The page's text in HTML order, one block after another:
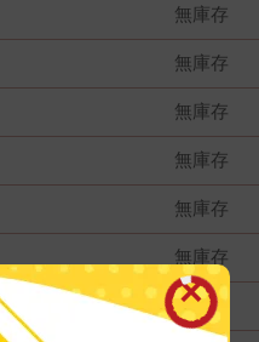
無庫存
無庫存
無庫存
無庫存
無庫存
無庫存
無庫存